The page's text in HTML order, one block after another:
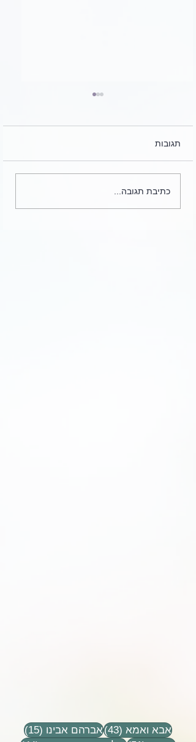
לקט מכתבים, הקלטות
תגובות
כתיבת תגובה...
אבא ואמא (43) 43 פוסטים
אברהם אבינו (15)
15 פוסטים